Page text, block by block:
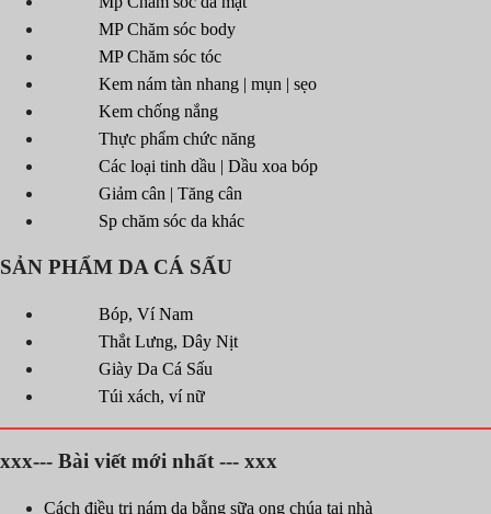
MP Chăm sóc body
MP Chăm sóc tóc
Kem nám tàn nhang | mụn | sẹo
Kem chống nắng
Thực phẩm chức năng
Các loại tinh dầu | Dầu xoa bóp
Giảm cân | Tăng cân
Sp chăm sóc da khác
SẢN PHẨM DA CÁ SẤU
Bóp, Ví Nam
Thắt Lưng, Dây Nịt
Giày Da Cá Sấu
Túi xách, ví nữ
xxx--- Bài viết mới nhất --- xxx
Cách điều trị nám da bằng sữa ong chúa tại nhà